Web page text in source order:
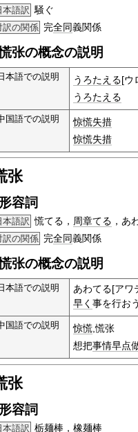
本語訳 騒ぐ
訳の関係 完全同義関係
张の概念の説明
本語での説明 うろたえる[ウ
うろたえる
国語での説明
惊慌失措
惊慌失措
张
形容詞
本語訳 慌てる， 周章てる ，あ
訳の関係 完全同義関係
张の概念の説明
本語での説明
あわてる[アワ
早く 事を行お
国語での説明 惊慌,慌张
想把事情早点
张
形容詞
本語訳 栃麺棒 ， 橡麺棒